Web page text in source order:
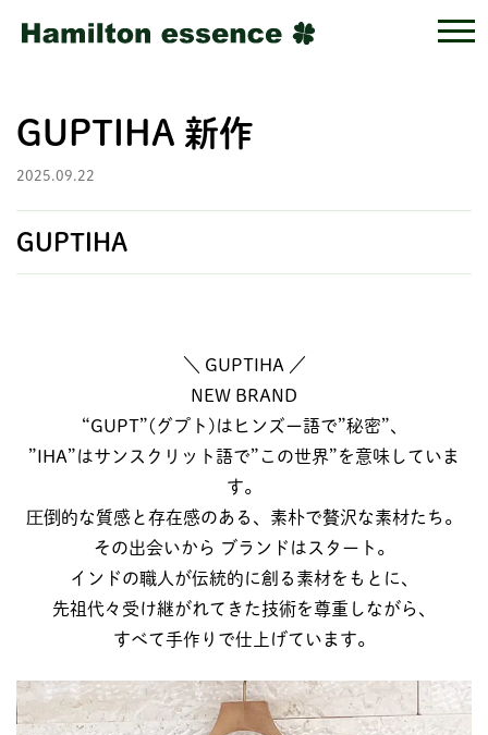
GUPTIHA 新作
2025.09.22
GUPTIHA
＼ GUPTIHA ／
NEW BRAND
“GUPT”(グプト)はヒンズー語で”秘密”、
”IHA”はサンスクリット語で”この世界”を意味していま
す。
圧倒的な質感と存在感のある、素朴で贅沢な素材たち。
その出会いから ブランドはスタート。
インドの職人が伝統的に創る素材をもとに、
先祖代々受け継がれてきた技術を尊重しながら、
すべて手作りで仕上げています。